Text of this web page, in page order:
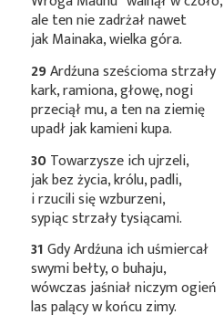
ale ten nie zadrżał nawet
jak Mainaka, wielka góra.
29Ardźuna sześcioma strzały
kark, ramiona, głowę, nogi
przeciął mu, a ten na ziemię
upadł jak kamieni kupa.
30Towarzysze ich ujrzeli,
jak bez życia, królu, padli,
i rzucili się wzburzeni,
sypiąc strzały tysiącami.
31Gdy Ardźuna ich uśmiercał
swymi bełty, o buhaju,
wówczas jaśniał niczym ogień
las palący w końcu zimy.